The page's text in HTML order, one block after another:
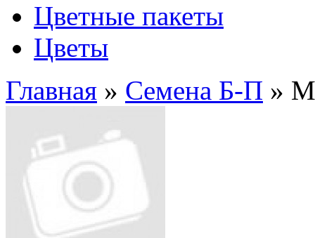
Цветные пакеты
Цветы
Главная » Семена Б-П »